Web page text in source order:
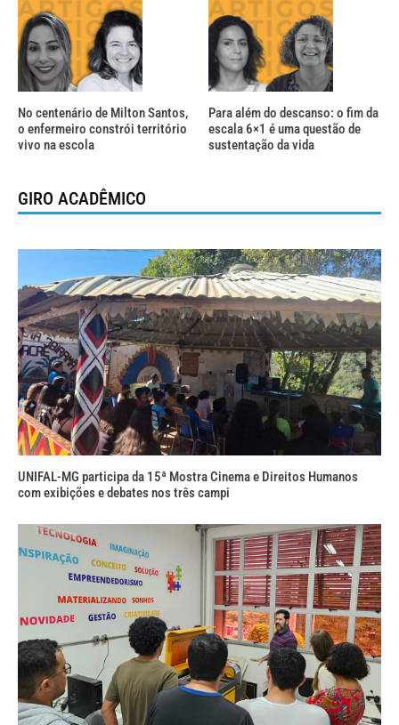
No centenário de Milton Santos,
o enfermeiro constrói território
vivo na escola
Para além do descanso: o fim da
escala 6×1 é uma questão de
sustentação da vida
GIRO ACADÊMICO
UNIFAL-MG participa da 15ª Mostra Cinema e Direitos Humanos
com exibições e debates nos três campi